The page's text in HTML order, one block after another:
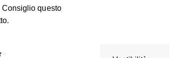
Consiglio questo